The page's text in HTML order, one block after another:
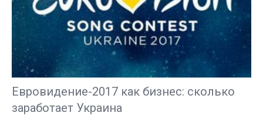
Евровидение-2017 как бизнес: сколько
заработает Украина